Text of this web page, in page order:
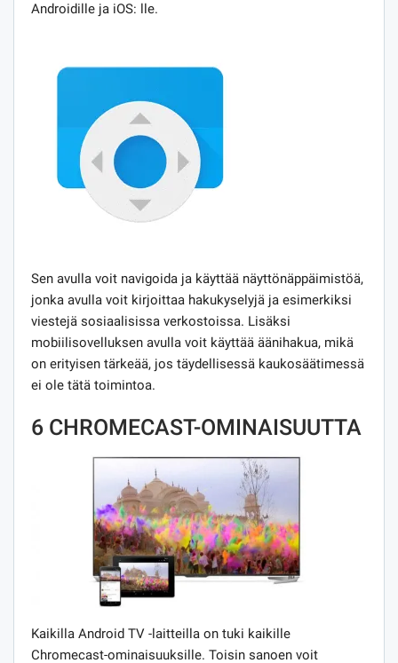
Androidille ja iOS: lle.
Sen avulla voit navigoida ja käyttää näyttönäppäimistöä,
jonka avulla voit kirjoittaa hakukyselyjä ja esimerkiksi
viestejä sosiaalisissa verkostoissa. Lisäksi
mobiilisovelluksen avulla voit käyttää äänihakua, mikä
on erityisen tärkeää, jos täydellisessä kaukosäätimessä
ei ole tätä toimintoa.
6 CHROMECAST-OMINAISUUTTA
Kaikilla Android TV -laitteilla on tuki kaikille
Chromecast-ominaisuuksille. Toisin sanoen voit